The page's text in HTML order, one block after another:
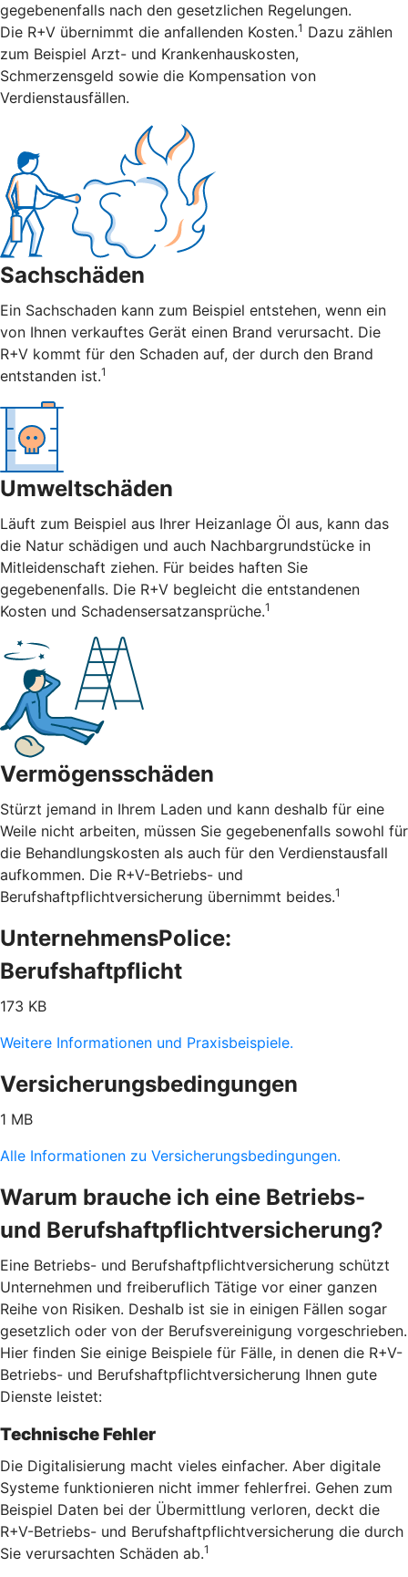
gegebenenfalls nach den gesetzlichen Regelungen.
Die R+V übernimmt die anfallenden Kosten.1 Dazu zählen
zum Beispiel Arzt- und Krankenhauskosten,
Schmerzensgeld sowie die Kompensation von
Verdienstausfällen.
Sachschäden
Ein Sachschaden kann zum Beispiel entstehen, wenn ein
von Ihnen verkauftes Gerät einen Brand verursacht. Die
R+V kommt für den Schaden auf, der durch den Brand
entstanden ist.1
Umweltschäden
Läuft zum Beispiel aus Ihrer Heizanlage Öl aus, kann das
die Natur schädigen und auch Nachbargrundstücke in
Mitleidenschaft ziehen. Für beides haften Sie
gegebenenfalls. Die R+V begleicht die entstandenen
Kosten und Schadensersatzansprüche.1
Vermögensschäden
Stürzt jemand in Ihrem Laden und kann deshalb für eine
Weile nicht arbeiten, müssen Sie gegebenenfalls sowohl für
die Behandlungskosten als auch für den Verdienstausfall
aufkommen. Die R+V-Betriebs- und
Berufshaftpflichtversicherung übernimmt beides.1
UnternehmensPolice:
Berufshaftpflicht
173 KB
Weitere Informationen und Praxisbeispiele.
Versicherungsbedingungen
1 MB
Alle Informationen zu Versicherungsbedingungen.
Warum brauche ich eine Betriebs-
und Berufshaftpflichtversicherung?
Eine Betriebs- und Berufshaftpflichtversicherung schützt
Unternehmen und freiberuflich Tätige vor einer ganzen
Reihe von Risiken. Deshalb ist sie in einigen Fällen sogar
gesetzlich oder von der Berufsvereinigung vorgeschrieben.
Hier finden Sie einige Beispiele für Fälle, in denen die R+V-
Betriebs- und Berufshaftpflichtversicherung Ihnen gute
Dienste leistet:
Technische Fehler
Die Digitalisierung macht vieles einfacher. Aber digitale
Systeme funktionieren nicht immer fehlerfrei. Gehen zum
Beispiel Daten bei der Übermittlung verloren, deckt die
R+V-Betriebs- und Berufshaftpflichtversicherung die durch
Sie verursachten Schäden ab.1